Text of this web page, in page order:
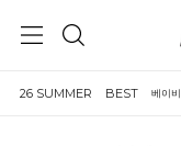
26 SUMMER BEST 베이비